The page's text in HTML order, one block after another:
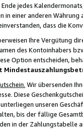
jedes
in einer anderen
dass die
Ihre Vergütung
des Kontoinhabers
Option entscheiden,
Wir übersenden
Diese
unseren
bis der fällige
in der